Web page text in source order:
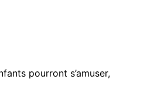
pourront s’amuser,